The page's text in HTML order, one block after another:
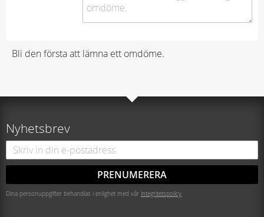
Bli den första att lämna ett omdöme.
Nyhetsbrev
PRENUMERERA
Dina personuppgifter behandlas i enlighet med vår integritetspolicy.